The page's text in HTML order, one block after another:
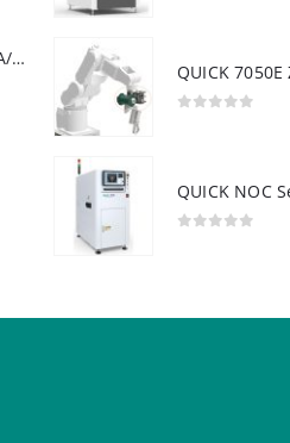
Grot Q-T-1.5C do Quick 236/706/936A/3104/3102/TS1100